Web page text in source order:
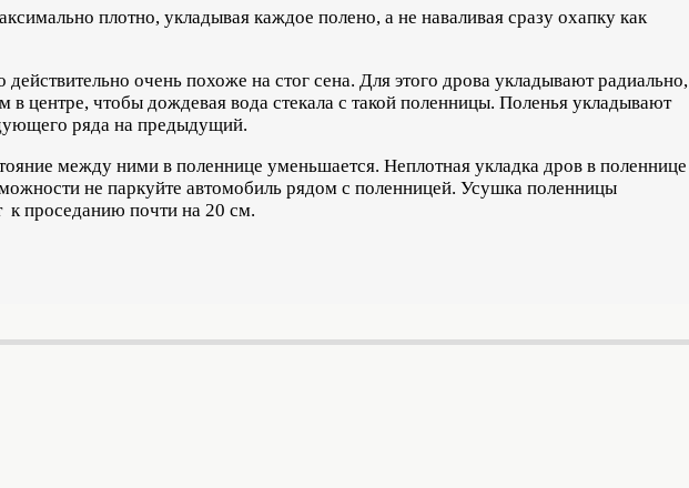
плотно, укладывая каждое полено, а не наваливая сразу охапку как
очень похоже на стог сена. Для этого дрова укладывают радиально,
центре, чтобы дождевая вода стекала с такой поленницы. Поленья укладывают
ряда на предыдущий.
между ними в поленнице уменьшается. Неплотная укладка дров в поленнице
не паркуйте автомобиль рядом с поленницей. Усушка поленницы
к проседанию почти на 20 см.